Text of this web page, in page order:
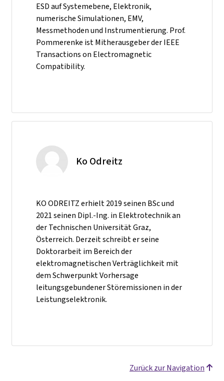
ESD auf Systemebene, Elektronik,
numerische Simulationen, EMV,
Messmethoden und Instrumentierung. Prof.
Pommerenke ist Mitherausgeber der IEEE
Transactions on Electromagnetic
Compatibility.
Ko Odreitz
KO ODREITZ erhielt 2019 seinen BSc und
2021 seinen Dipl.-Ing. in Elektrotechnik an
der Technischen Universität Graz,
Österreich. Derzeit schreibt er seine
Doktorarbeit im Bereich der
elektromagnetischen Verträglichkeit mit
dem Schwerpunkt Vorhersage
leitungsgebundener Störemissionen in der
Leistungselektronik.
Zurück zur Navigation